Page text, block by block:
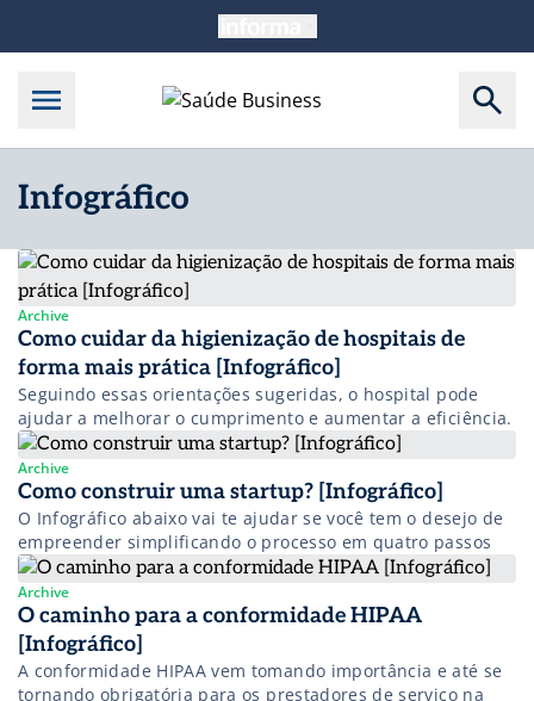
Infográfico
Archive
Como cuidar da higienização de hospitais de
forma mais prática [Infográfico]
Seguindo essas orientações sugeridas, o hospital pode
ajudar a melhorar o cumprimento e aumentar a eficiência.
Archive
Como construir uma startup? [Infográfico]
O Infográfico abaixo vai te ajudar se você tem o desejo de
empreender simplificando o processo em quatro passos
Archive
O caminho para a conformidade HIPAA
[Infográfico]
A conformidade HIPAA vem tomando importância e até se
tornando obrigatória para os prestadores de serviço na